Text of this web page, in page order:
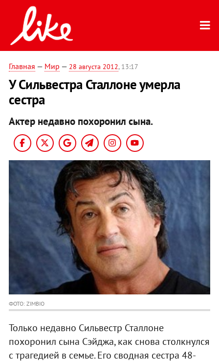
Главная — Мир — 28 августа 2012, 13:17
У Сильвестра Сталлоне умерла
сестра
Актер недавно похоронил сына.
ФОТО: ZIMBIO
Только недавно Сильвестр Сталлоне
похоронил сына Сэйджа, как снова столкнулся
с трагедией в семье. Его сводная сестра 48-